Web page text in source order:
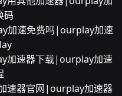
码
加速免费吗|ourplay加速
加速器下载|ourplay加速
速器官网|ourplay加速器